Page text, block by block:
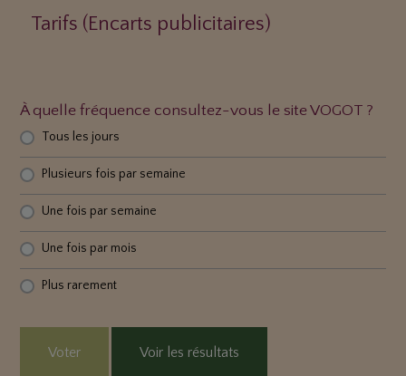
Tarifs (Encarts publicitaires)
À quelle fréquence consultez-vous le site VOGOT ?
Tous les jours
Plusieurs fois par semaine
Une fois par semaine
Une fois par mois
Plus rarement
Voter Voir les résultats